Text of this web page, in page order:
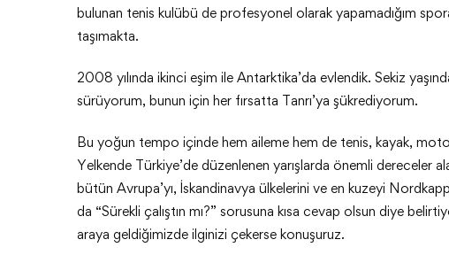
bulunan tenis kulübü de profesyonel olarak yapamadığım
taşımakta.
2008 yılında ikinci eşim ile Antarktika’da evlendik. Sekiz
sürüyorum, bunun için her fırsatta Tanrı’ya şükrediyorum.
Bu yoğun tempo içinde hem aileme hem de tenis, kayak,
Yelkende Türkiye’de düzenlenen yarışlarda önemli dereceler
bütün Avrupa’yı, İskandinavya ülkelerini ve en kuzeyi
da “Sürekli çalıştın mı?” sorusuna kısa cevap olsun diye
araya geldiğimizde ilginizi çekerse konuşuruz.